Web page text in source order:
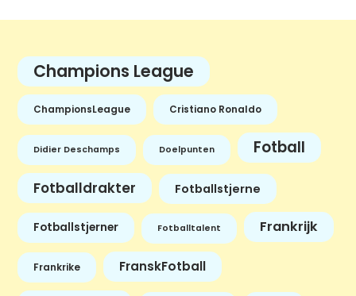
Champions League
ChampionsLeague Cristiano Ronaldo
Didier Deschamps Doelpunten Fotball
Fotballdrakter Fotballstjerne
Fotballstjerner Fotballtalent Frankrijk
Frankrike FranskFotball